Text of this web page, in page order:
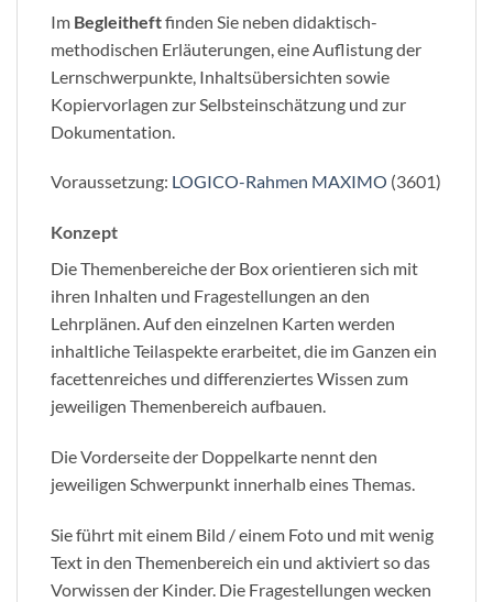
Im Begleitheftfinden Sie neben didaktisch-
methodischen Erläuterungen, eine Auflistung der
Lernschwerpunkte, Inhaltsübersichten sowie
Kopiervorlagen zur Selbsteinschätzung und zur
Dokumentation.
Voraussetzung: LOGICO-Rahmen MAXIMO (3601)
Konzept
Die Themenbereiche der Box orientieren sich mit
ihren Inhalten und Fragestellungen an den
Lehrplänen. Auf den einzelnen Karten werden
inhaltliche Teilaspekte erarbeitet, die im Ganzen ein
facettenreiches und differenziertes Wissen zum
jeweiligen Themenbereich aufbauen.
Die Vorderseite der Doppelkarte nennt den
jeweiligen Schwerpunkt innerhalb eines Themas.
Sie führt mit einem Bild / einem Foto und mit wenig
Text in den Themenbereich ein und aktiviert so das
Vorwissen der Kinder. Die Fragestellungen wecken